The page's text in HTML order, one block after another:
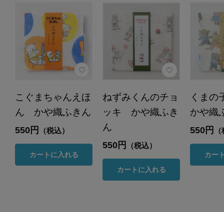
こぐまちゃんえほ
ん かや織ふきん
550円 （税込）
カートに入れる
ねずみくんのチョ
ッキ かや織ふき
ん
550円 （税込）
カートに入れる
くま
かや織
550円
カー